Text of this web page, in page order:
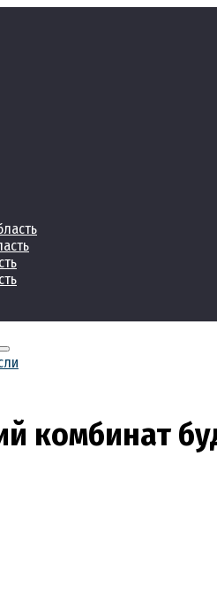
комбинат